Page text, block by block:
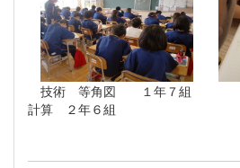
技術 等角図 １年７組
計算 ２年６組